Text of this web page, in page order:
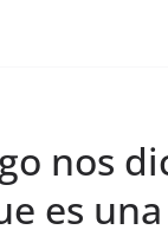
nos
es